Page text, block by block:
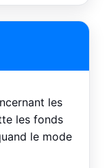
les
les fonds
le mode